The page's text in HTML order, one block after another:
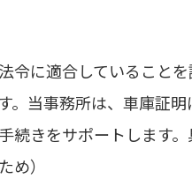
に適合していること
。当事務所は、車庫証
続きをサポートします
）